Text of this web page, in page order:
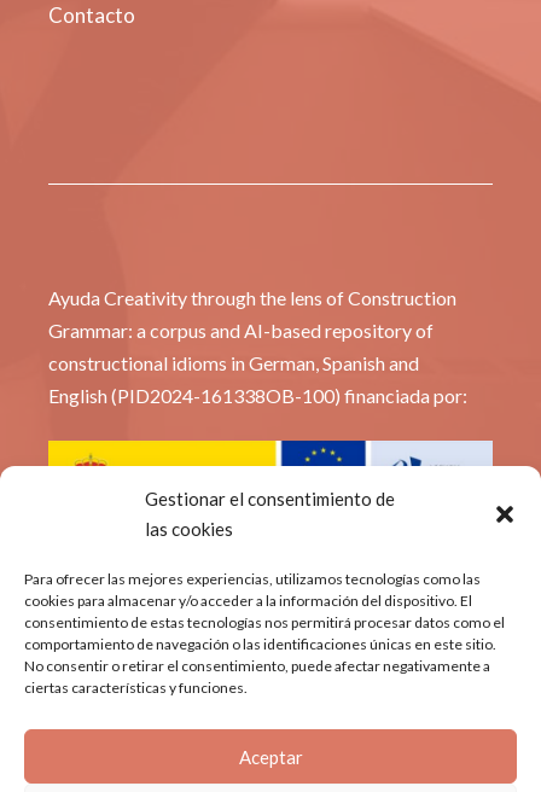
Gestionar el consentimiento de
las cookies
Para ofrecer las mejores experiencias, utilizamos tecnologías como las
cookies para almacenar y/o acceder a la información del dispositivo. El
consentimiento de estas tecnologías nos permitirá procesar datos como el
comportamiento de navegación o las identificaciones únicas en este sitio.
No consentir o retirar el consentimiento, puede afectar negativamente a
ciertas características y funciones.
Aceptar
Contacto
Ayuda Creativity through the lens of Construction
Grammar: a corpus and AI-based repository of
constructional idioms in German, Spanish and
English (PID2024-161338OB-100) financiada por:
© Constridioms
Política de privacidad
Aviso Legal